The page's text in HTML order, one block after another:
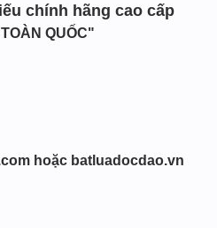
chính hãng cao cấp
QUỐC"
hoặc batluadocdao.vn